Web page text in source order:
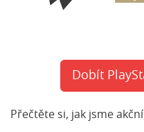
Dobít
Přečtěte si, jak jsme